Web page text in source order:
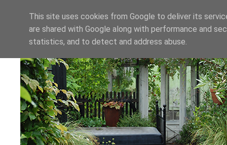
This site uses cookies from Google to deliver its
are shared with Google along with performance and
statistics, and to detect and address abuse.